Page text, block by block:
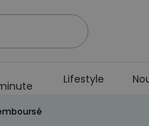
Personnalise
Lifestyle